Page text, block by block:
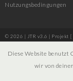
Nutzungsbedingungen
© 2026 | JTR v3.6 | Projekt [
Diese Website benutzt
wir von